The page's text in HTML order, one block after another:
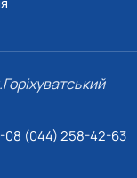
08 (044) 258-42-63